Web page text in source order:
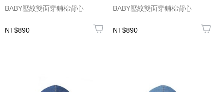
BABY壓紋雙面穿鋪棉背心
NT$890
BABY壓紋雙面穿鋪棉背心
NT$890